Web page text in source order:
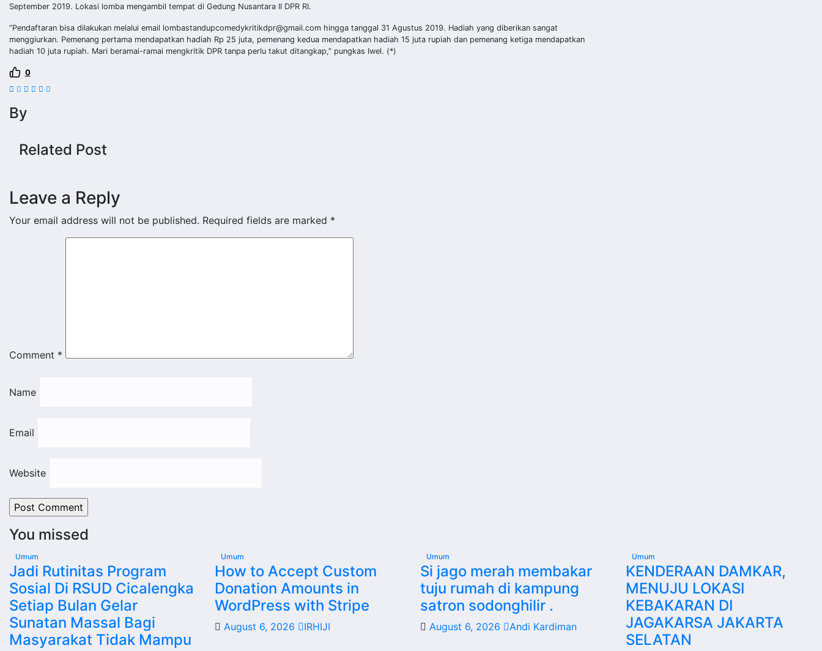
September 2019. Lokasi lomba mengambil tempat di Gedung Nusantara II DPR RI.
“Pendaftaran bisa dilakukan melalui email lombastandupcomedykritikdpr@gmail.com hingga tanggal 31 Agustus 2019. Hadiah yang diberikan sangat
menggiurkan. Pemenang pertama mendapatkan hadiah Rp 25 juta, pemenang kedua mendapatkan hadiah 15 juta rupiah dan pemenang ketiga mendapatkan
hadiah 10 juta rupiah. Mari beramai-ramai mengkritik DPR tanpa perlu takut ditangkap,” pungkas Iwel. (*)
0
By
Related Post
Leave a Reply
Your email address will not be published. Required fields are marked *
Comment *
Name
Email
Website
You missed
Umum
Jadi Rutinitas Program
Sosial Di RSUD Cicalengka
Setiap Bulan Gelar
Sunatan Massal Bagi
Masyarakat Tidak Mampu
Umum
How to Accept Custom
Donation Amounts in
WordPress with Stripe
August 6, 2026 IRHIJI
Umum
Si jago merah membakar
tuju rumah di kampung
satron sodonghilir .
August 6, 2026 Andi Kardiman
Umum
KENDERAAN DAMKAR,
MENUJU LOKASI
KEBAKARAN DI
JAGAKARSA JAKARTA
SELATAN